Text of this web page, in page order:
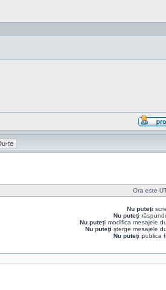
Ora este
Nu puteţi
Nu puteţi
Nu puteţi modifica mesajele
Nu puteţi şterge mesajele
Nu puteţi publica